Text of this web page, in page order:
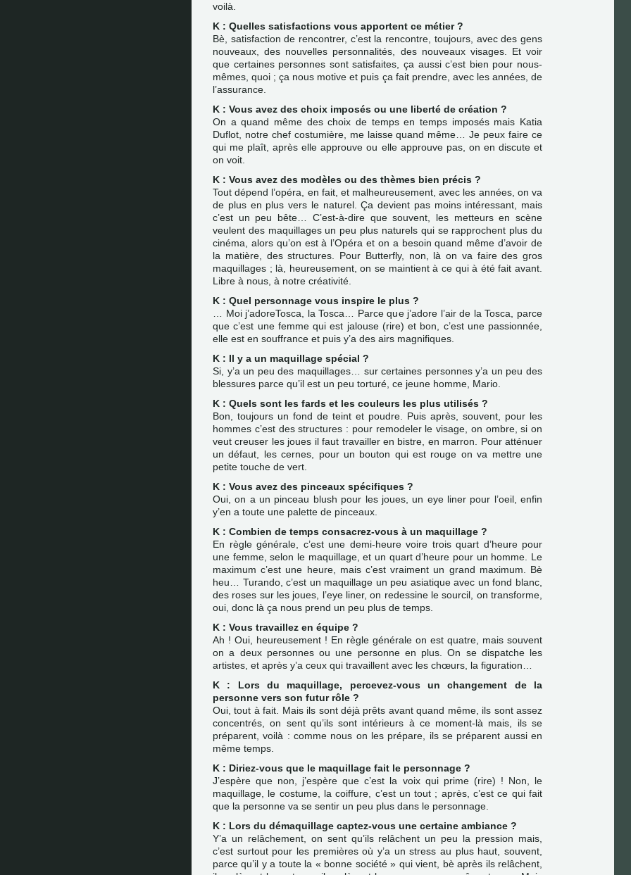
voilà.
K : Quelles satisfactions vous apportent ce métier ?
Bè, satisfaction de rencontrer, c’est la rencontre, toujours, avec des gens
nouveaux, des nouvelles personnalités, des nouveaux visages. Et voir
que certaines personnes sont satisfaites, ça aussi c’est bien pour nous-
mêmes, quoi ; ça nous motive et puis ça fait prendre, avec les années, de
l’assurance.
K : Vous avez des choix imposés ou une liberté de création ?
On a quand même des choix de temps en temps imposés mais Katia
Duflot, notre chef costumière, me laisse quand même… Je peux faire ce
qui me plaît, après elle approuve ou elle approuve pas, on en discute et
on voit.
K : Vous avez des modèles ou des thèmes bien précis ?
Tout dépend l’opéra, en fait, et malheureusement, avec les années, on va
de plus en plus vers le naturel. Ça devient pas moins intéressant, mais
c’est un peu bête… C’est-à-dire que souvent, les metteurs en scène
veulent des maquillages un peu plus naturels qui se rapprochent plus du
cinéma, alors qu’on est à l’Opéra et on a besoin quand même d’avoir de
la matière, des structures. Pour Butterfly, non, là on va faire des gros
maquillages ; là, heureusement, on se maintient à ce qui à été fait avant.
Libre à nous, à notre créativité.
K : Quel personnage vous inspire le plus ?
… Moi j’adoreTosca, la Tosca… Parce que j’adore l’air de la Tosca, parce
que c’est une femme qui est jalouse (rire) et bon, c’est une passionnée,
elle est en souffrance et puis y’a des airs magnifiques.
K : Il y a un maquillage spécial ?
Si, y’a un peu des maquillages… sur certaines personnes y’a un peu des
blessures parce qu’il est un peu torturé, ce jeune homme, Mario.
K : Quels sont les fards et les couleurs les plus utilisés ?
Bon, toujours un fond de teint et poudre. Puis après, souvent, pour les
hommes c’est des structures : pour remodeler le visage, on ombre, si on
veut creuser les joues il faut travailler en bistre, en marron. Pour atténuer
un défaut, les cernes, pour un bouton qui est rouge on va mettre une
petite touche de vert.
K : Vous avez des pinceaux spécifiques ?
Oui, on a un pinceau blush pour les joues, un eye liner pour l’oeil, enfin
y’en a toute une palette de pinceaux.
K : Combien de temps consacrez-vous à un maquillage ?
En règle générale, c’est une demi-heure voire trois quart d’heure pour
une femme, selon le maquillage, et un quart d’heure pour un homme. Le
maximum c’est une heure, mais c’est vraiment un grand maximum. Bè
heu… Turando, c’est un maquillage un peu asiatique avec un fond blanc,
des roses sur les joues, l’eye liner, on redessine le sourcil, on transforme,
oui, donc là ça nous prend un peu plus de temps.
K : Vous travaillez en équipe ?
Ah ! Oui, heureusement ! En règle générale on est quatre, mais souvent
on a deux personnes ou une personne en plus. On se dispatche les
artistes, et après y’a ceux qui travaillent avec les chœurs, la figuration…
K : Lors du maquillage, percevez-vous un changement de la
personne vers son futur rôle ?
Oui, tout à fait. Mais ils sont déjà prêts avant quand même, ils sont assez
concentrés, on sent qu’ils sont intérieurs à ce moment-là mais, ils se
préparent, voilà : comme nous on les prépare, ils se préparent aussi en
même temps.
K : Diriez-vous que le maquillage fait le personnage ?
J’espère que non, j’espère que c’est la voix qui prime (rire) ! Non, le
maquillage, le costume, la coiffure, c’est un tout ; après, c’est ce qui fait
que la personne va se sentir un peu plus dans le personnage.
K : Lors du démaquillage captez-vous une certaine ambiance ?
Y’a un relâchement, on sent qu’ils relâchent un peu la pression mais,
c’est surtout pour les premières où y’a un stress au plus haut, souvent,
parce qu’il y a toute la « bonne société » qui vient, bè après ils relâchent,